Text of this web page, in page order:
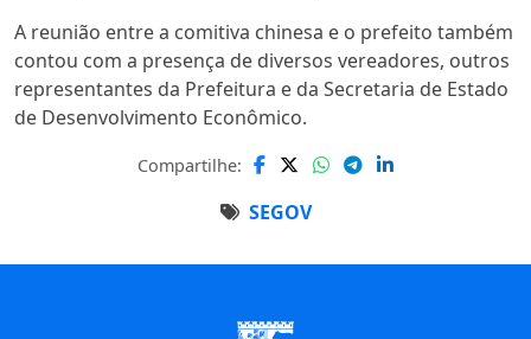
A reunião entre a comitiva chinesa e o prefeito também
contou com a presença de diversos vereadores, outros
representantes da Prefeitura e da Secretaria de Estado
de Desenvolvimento Econômico.
SEGOV
Compartilhe: